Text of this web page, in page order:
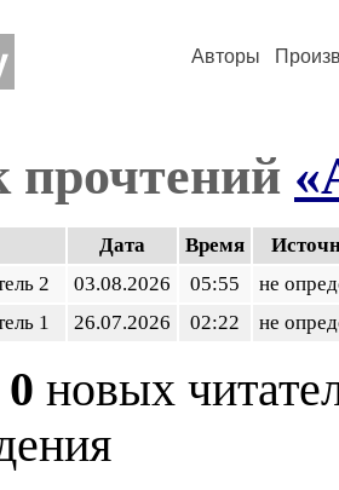
Авторы
прочтений
Дата Время
2
03.08.2026 05:55
не
1
26.07.2026 02:22 не
0 новых